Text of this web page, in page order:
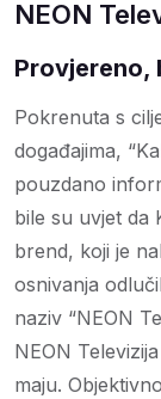
NEON
Provjereno,
Pokrenuta s
događajima,
pouzdano
bile su uvjet da
brend, koji je
osnivanja
naziv “NEON
NEON
maju.